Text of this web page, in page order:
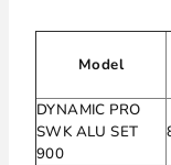
Model
DYNAMIC PRO
SWK ALU SET
900